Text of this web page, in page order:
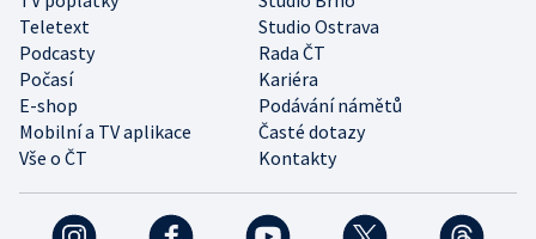
Teletext
Studio Ostrava
Podcasty
Rada ČT
Počasí
Kariéra
E-shop
Podávání námětů
Mobilní a TV aplikace
Časté dotazy
Vše o ČT
Kontakty